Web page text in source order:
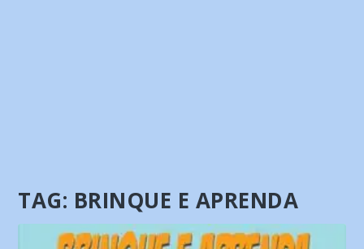
TAG: BRINQUE E APRENDA